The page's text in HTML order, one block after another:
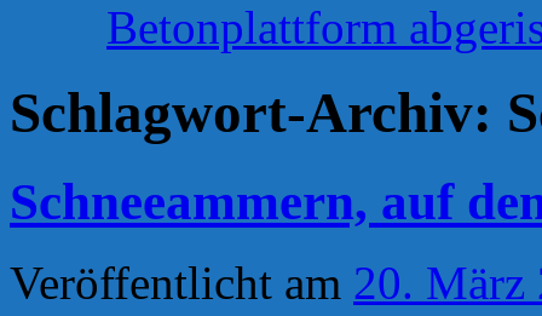
Betonplattform
Schlagwort-Archiv:
Schneeammern, auf
Veröffentlicht am 20. März